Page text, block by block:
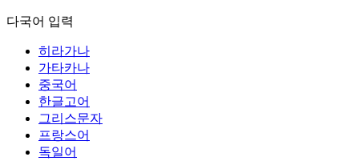
다국어 입력
히라가나
가타카나
중국어
한글고어
그리스문자
프랑스어
독일어